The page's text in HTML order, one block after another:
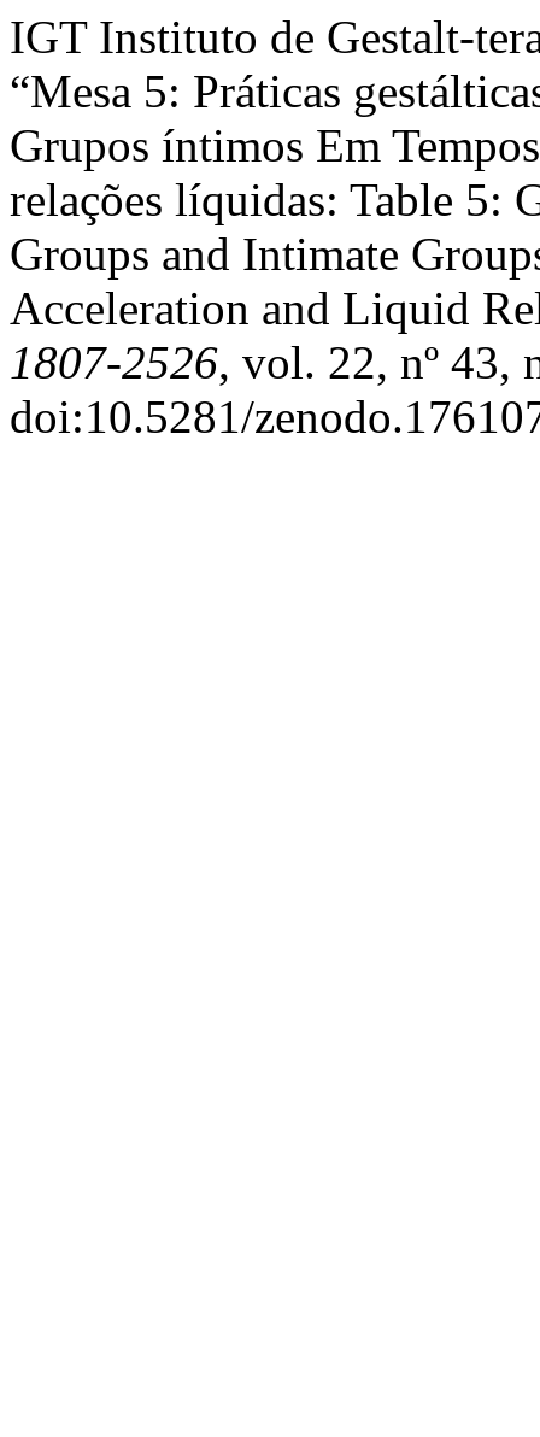
IGT Instituto de Gestalt-
“Mesa 5: Práticas
Grupos íntimos Em
relações líquidas: Table 5:
Groups and Intimate
Acceleration and Liquid
1807-2526, vol. 22, nº 43,
doi:10.5281/